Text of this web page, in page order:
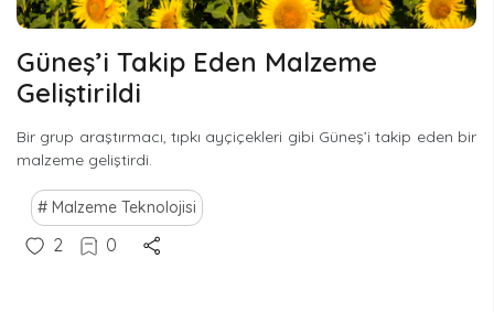
Güneş’i Takip Eden Malzeme
Geliştirildi
Bir grup araştırmacı, tıpkı ayçiçekleri gibi Güneş’i takip eden bir
malzeme geliştirdi.
Malzeme Teknolojisi
2 0